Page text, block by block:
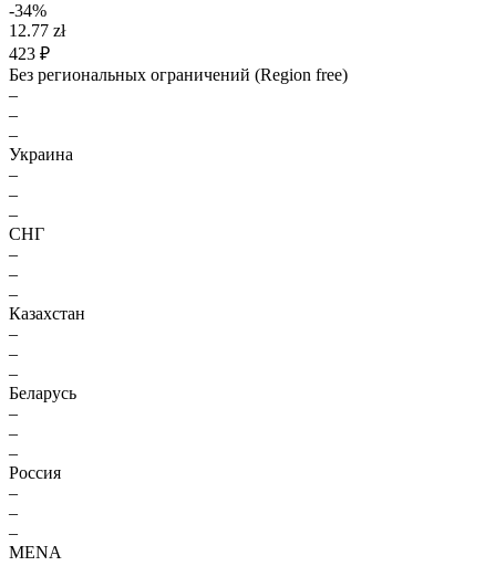
-34%
12.77 zł
423 ₽
Без региональных ограничений (Region free)
–
–
–
Украина
–
–
–
СНГ
–
–
–
Казахстан
–
–
–
Беларусь
–
–
–
Россия
–
–
–
MENA